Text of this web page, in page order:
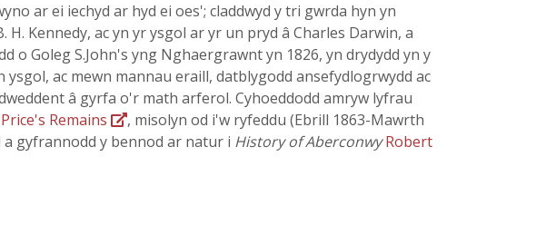
ar ei iechyd ar hyd ei oes'; claddwyd y tri gwrda hyn yn
Kennedy, ac yn yr ysgol ar yr un pryd â Charles Darwin, a
o Goleg S.John's yng Nghaergrawnt yn 1826, yn drydydd yn y
ac mewn mannau eraill, datblygodd ansefydlogrwydd ac
â gyrfa o'r math arferol. Cyhoeddodd amryw lyfrau
Remains
, misolyn od i'w ryfeddu (Ebrill 1863-Mawrth
a gyfrannodd y bennod ar natur i History of Aberconwy Robert